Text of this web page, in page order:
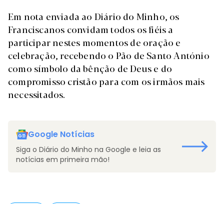
Em nota enviada ao Diário do Minho, os
Franciscanos convidam todos os fiéis a
participar nestes momentos de oração e
celebração, recebendo o Pão de Santo António
como símbolo da bênção de Deus e do
compromisso cristão para com os irmãos mais
necessitados.
Google Notícias
Siga o Diário do Minho na Google e leia as
notícias em primeira mão!